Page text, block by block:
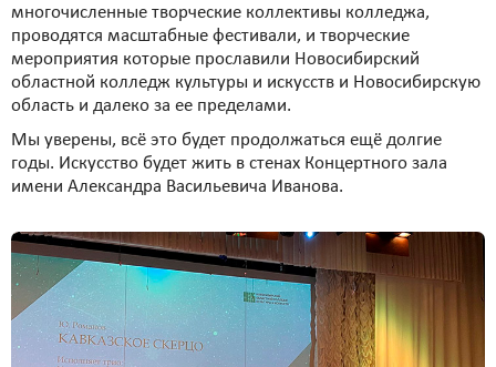
многочисленные творческие коллективы колледжа,
проводятся масштабные фестивали, и творческие
мероприятия которые прославили Новосибирский
областной колледж культуры и искусств и Новосибирскую
область и далеко за ее пределами.
Мы уверены, всё это будет продолжаться ещё долгие
годы. Искусство будет жить в стенах Концертного зала
имени Александра Васильевича Иванова.